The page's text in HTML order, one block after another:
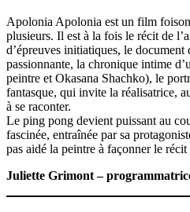
Apolonia Apolonia est un film
plusieurs. Il est à la fois le récit de
d’épreuves initiatiques, le document
passionnante, la chronique intime
peintre et Okasana Shachko), le
fantasque, qui invite la réalisatrice,
à se raconter.
Le ping pong devient puissant au
fascinée, entraînée par sa
pas aidé la peintre à façonner le
Juliette Grimont –